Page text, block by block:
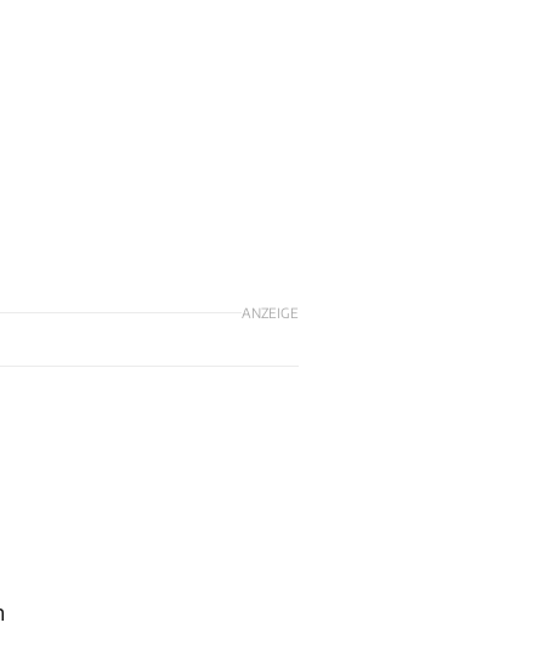
ANZEIGE